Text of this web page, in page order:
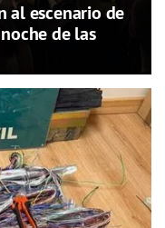
al escenario de
de las